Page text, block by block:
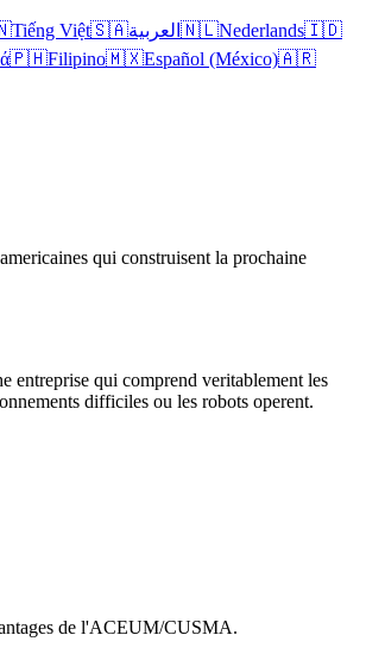
Tiếng Việt🇸🇦العربية 🇳🇱Nederlands🇮🇩
🇵🇭Filipino🇲🇽Español (México)🇦🇷
qui construisent la prochaine
entreprise qui comprend veritablement les
difficiles ou les robots operent.
de l'ACEUM/CUSMA.